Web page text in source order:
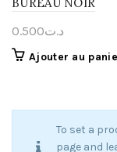
د.ت0.500
Ajouter au
To set a
page and